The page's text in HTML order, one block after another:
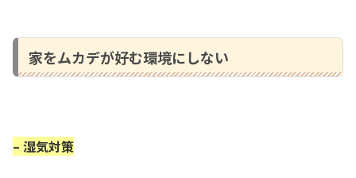
家をムカデが好む環境にしない
– 湿気対策